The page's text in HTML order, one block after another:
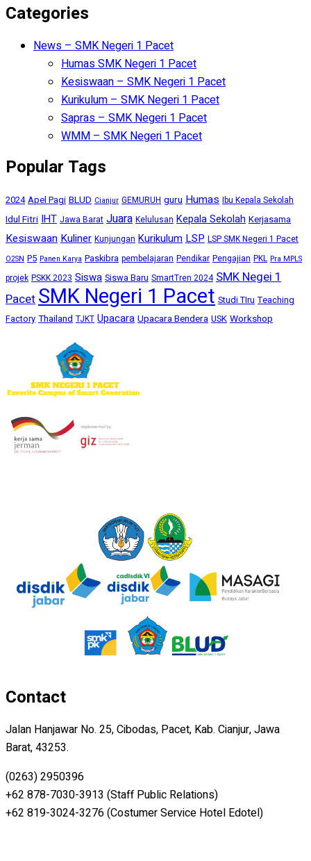
Categories
News – SMK Negeri 1 Pacet
Humas SMK Negeri 1 Pacet
Kesiswaan – SMK Negeri 1 Pacet
Kurikulum – SMK Negeri 1 Pacet
Sapras – SMK Negeri 1 Pacet
WMM – SMK Negeri 1 Pacet
Popular Tags
2024 Apel Pagi BLUD Cianjur GEMURUH guru Humas Ibu Kepala Sekolah
Idul Fitri IHT Jawa Barat Juara Kelulusan Kepala Sekolah Kerjasama
Kesiswaan Kuliner Kunjungan Kurikulum LSP LSP SMK Negeri 1 Pacet
O2SN P5 Panen Karya Paskibra pembelajaran Pendikar Pengajian PKL Pra MPLS
projek PSKK 2023 Siswa Siswa Baru SmartTren 2024 SMK Negei 1
PacetSMK Negeri 1 Pacet Studi TIru Teaching
Factory Thailand TJKT Upacara Upacara Bendera USK Workshop
Contact
Jalan Hanjawar No. 25, Cibodas, Pacet, Kab. Cianjur, Jawa
Barat, 43253.
(0263) 2950396
+62 878-7030-3913 (Staff Public Relations)
+62 819-3024-3276 (Costumer Service Hotel Edotel)